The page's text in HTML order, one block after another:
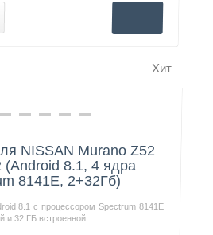
Хит
дешевле?
NISSAN Murano Z52
(Android 8.1, 4 ядра
8141E, 2+32Гб)
8.1 с процессором Spectrum 8141E
и 32 ГБ встроенной..